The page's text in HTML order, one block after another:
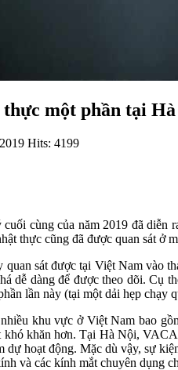
một phần tại
Hits: 4199
cùng của năm 2019 đã
thực cũng đã được quan sát ở
quan sát được tại Việt Nam vào
dễ dàng để được theo dõi. Cụ
lần này (tại một dải hẹp chạy
khu vực ở Việt Nam bao
khó khăn hơn. Tại Hà Nội,
dự hoạt động. Mặc dù vậy, sự
và các kính mắt chuyên dụng